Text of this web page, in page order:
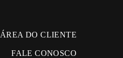
ÁREA DO CLIENTE
FALE CONOSCO